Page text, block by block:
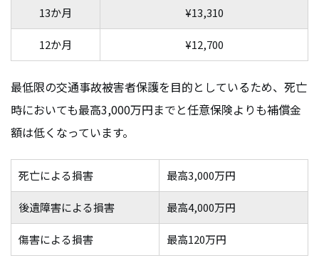
13か月 ¥13,310
12か月 ¥12,700
最低限の交通事故被害者保護を目的としているため、死亡
時においても最高3,000万円までと任意保険よりも補償金
額は低くなっています。
死亡による損害 最高3,000万円
後遺障害による損害 最高4,000万円
傷害による損害 最高120万円